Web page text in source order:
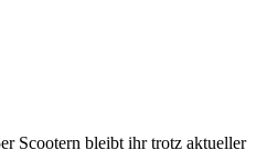
Scootern bleibt ihr trotz aktueller